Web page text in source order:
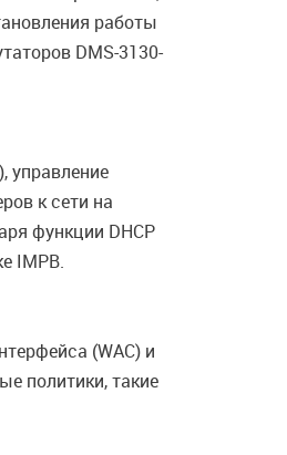
работы
DMS-3130-
управление
к сети на
функции DHCP
IMPB.
(WAC) и
политики, такие